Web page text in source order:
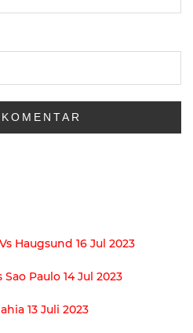
Haugsund 16 Jul 2023
Paulo 14 Jul 2023
13 Juli 2023